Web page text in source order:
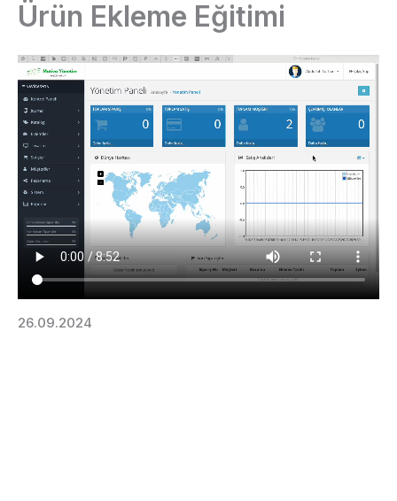
İçeriğe
atlaÜrün Ekleme Eğitimi
26.09.2024